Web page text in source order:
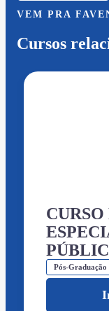
VEM PRA
Cursos
CURSO
Pós-Graduação